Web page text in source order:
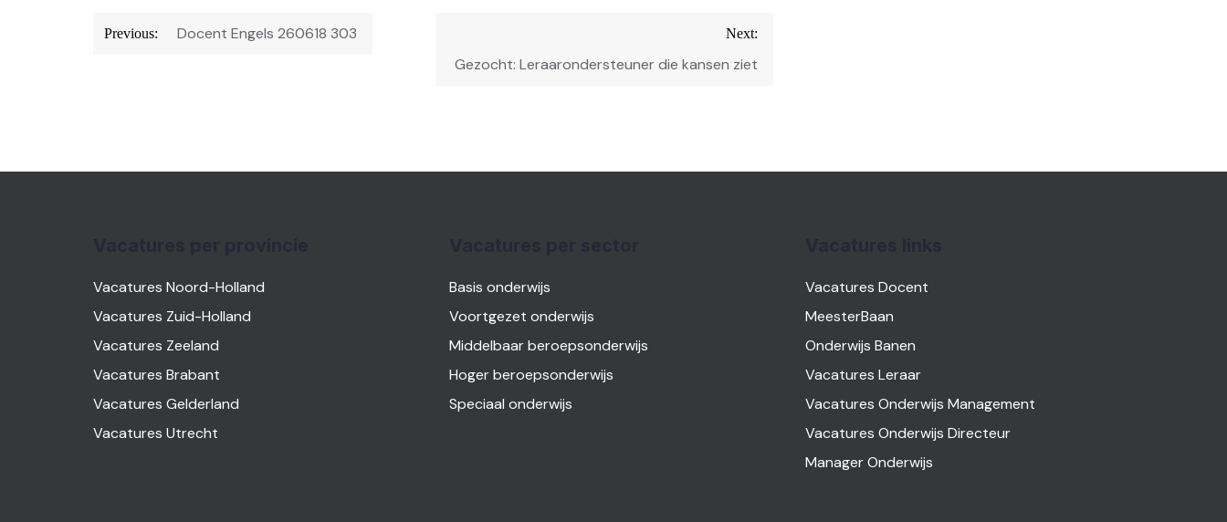
Bericht
Previous: Docent Engels 260618 303 Next:
Gezocht: Leraarondersteuner die kansen ziet
Vacatures Noord-Holland
Vacatures Zuid-Holland
Vacatures Zeeland
Vacatures Brabant
Vacatures Gelderland
Vacatures Utrecht
Basis onderwijs
Voortgezet onderwijs
Middelbaar beroepsonderwijs
Hoger beroepsonderwijs
Speciaal onderwijs
Vacatures Docent
MeesterBaan
Onderwijs Banen
Vacatures Leraar
Vacatures Onderwijs Management
Vacatures Onderwijs Directeur
Manager Onderwijs